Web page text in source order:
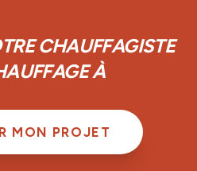
CHAUFFAGISTE
À
MON PROJET